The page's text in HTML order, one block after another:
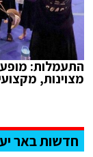
התעמלות:
מצוינות,
חדשות באר